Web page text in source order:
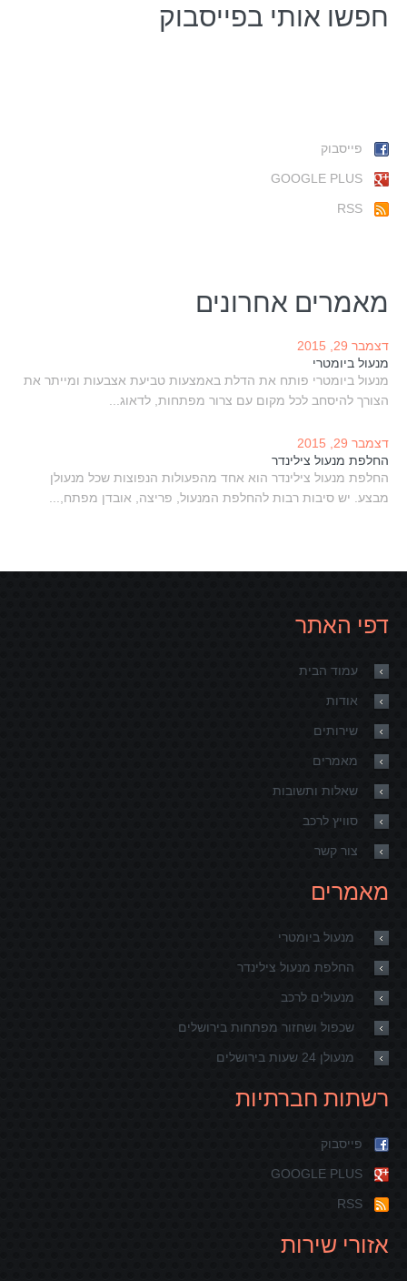
חפשו אותי בפייסבוק
פייסבוק
GOOGLE PLUS
RSS
מאמרים אחרונים
דצמבר 29, 2015
מנעול ביומטרי
מנעול ביומטרי פותח את הדלת באמצעות טביעת אצבעות ומייתר את
הצורך להיסחב לכל מקום עם צרור מפתחות, לדאוג...
דצמבר 29, 2015
החלפת מנעול צילינדר
החלפת מנעול צילינדר הוא אחד מהפעולות הנפוצות שכל מנעולן
מבצע. יש סיבות רבות להחלפת המנעול, פריצה, אובדן מפתח,...
דפי האתר
עמוד הבית
אודות
שירותים
מאמרים
שאלות ותשובות
סוויץ לרכב
צור קשר
מאמרים
מנעול ביומטרי
החלפת מנעול צילינדר
מנעולים לרכב
שכפול ושחזור מפתחות בירושלים
מנעולן 24 שעות בירושלים
רשתות חברתיות
פייסבוק
GOOGLE PLUS
RSS
אזורי שירות